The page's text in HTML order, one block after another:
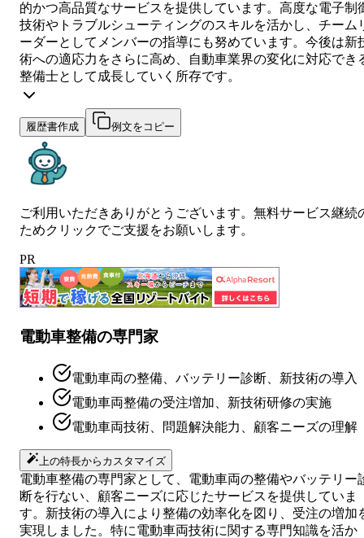
的かつ高品質なサービスを提供しています。高度な電子制
技術やトラブルシューティングのスキルを活かし、チーム
ーダーとしてメンバーの指導にも努めています。今後は新
術への適応力をさらに高め、自動車業界の変化に対応でき
整備士として成長していく所存です。
履歴書作成 例文をコピー
ご利用いただきありがとうございます。無料サービス継続
ためクリックでご支援をお願いします。
PR
電動車整備の専門家
電動車両の整備、バッテリー診断、新技術の導入
電動車両整備の受注増加、新技術研修の実施
電動車両技術、問題解決能力、顧客ニーズの理解
上の特長からカスタマイズ
電動車整備の専門家として、電動車両の整備やバッテリー
断を行ない、顧客ニーズに応じたサービスを提供していま
す。新技術の導入により整備の効率化を図り、受注の増加
実現しました。特に電動車両技術に関する専門知識を活か